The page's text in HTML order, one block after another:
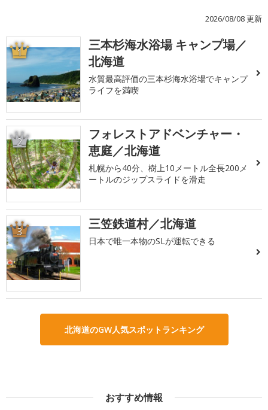
2026/08/08 更新
1
三本杉海水浴場 キャンプ場／
北海道
水質最高評価の三本杉海水浴場でキャンプ
ライフを満喫
2
フォレストアドベンチャー・
恵庭／北海道
札幌から40分、樹上10メートル全長200メ
ートルのジップスライドを滑走
3 三笠鉄道村／北海道
日本で唯一本物のSLが運転できる
北海道のGW人気スポットランキング
おすすめ情報